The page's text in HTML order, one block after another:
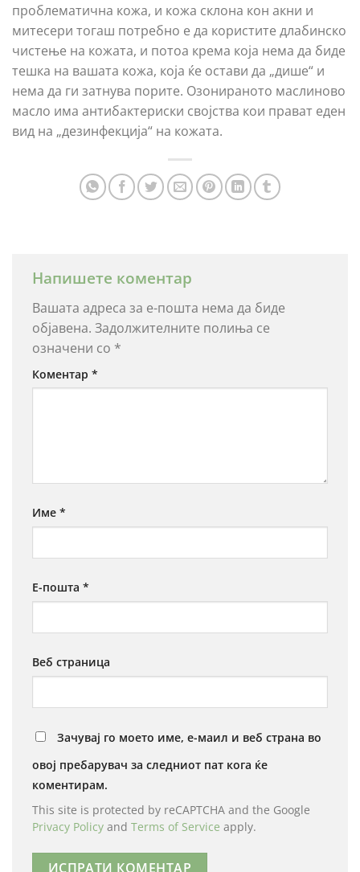
проблематична кожа, и кожа склона кон акни и
митесери тогаш потребно е да користите длабинско
чистење на кожата, и потоа крема која нема да биде
тешка на вашата кожа, која ќе остави да „дише“ и
нема да ги затнува порите. Озонираното маслиново
масло има антибактериски својства кои прават еден
вид на „дезинфекција“ на кожата.
Напишете коментар
Вашата адреса за е-пошта нема да биде
објавена. Задолжителните полиња се
означени со *
Коментар *
Име *
Е-пошта *
Веб страница
Зачувај го моето име, е-маил и веб страна во
овој пребарувач за следниот пат кога ќе
коментирам.
This site is protected by reCAPTCHA and the Google
Privacy Policy and Terms of Service apply.